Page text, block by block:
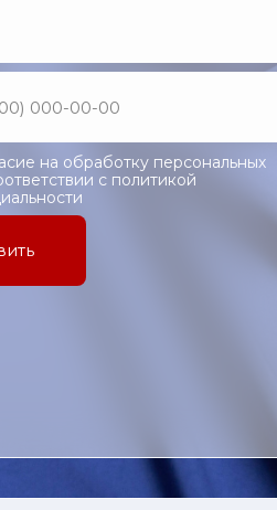
на обработку персональных
с политикой